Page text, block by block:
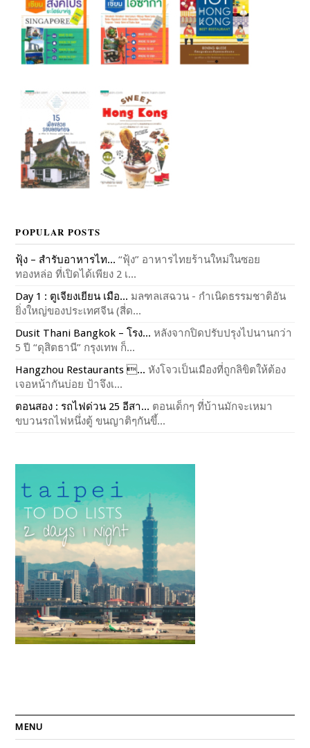
POPULAR POSTS
ฟุ้ง – สำรับอาหารไท... “ฟุ้ง” อาหารไทยร้านใหม่ในซอย
ทองหล่อ ที่เปิดได้เพียง 2 เ...
Day 1 : ตูเจียงเยียน เมือ... มลฑลเสฉวน - กำเนิดธรรมชาติอัน
ยิ่งใหญ่ของประเทศจีน (สี่ด...
Dusit Thani Bangkok – โรง... หลังจากปิดปรับปรุงไปนานกว่า
5 ปี “ดุสิตธานี” กรุงเทพ ก็...
Hangzhou Restaurants ... หังโจวเป็นเมืองที่ถูกลิขิตให้ต้อง
เจอหน้ากันบ่อย ป้าจึงเ...
ตอนสอง : รถไฟด่วน 25 อีสา... ตอนเด็กๆ ที่บ้านมักจะเหมา
ขบวนรถไฟหนึ่งตู้ ขนญาติๆกันขึ้...
MENU